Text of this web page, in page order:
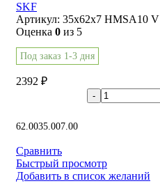
SKF
Артикул: 35x62x7 HMSA10 V
Оценка 0 из 5
Под заказ 1-3 дня
2392 ₽
62.0035.007.00
Сравнить
Быстрый просмотр
Добавить в список желаний